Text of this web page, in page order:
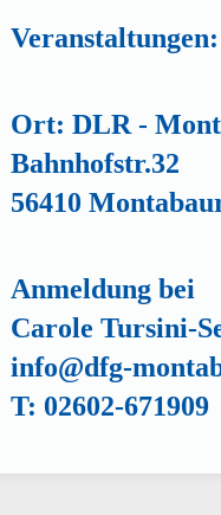
Veranstaltungen:
Ort: DLR -
Bahnhofstr.32
56410
Anmeldung bei
Carole Tursini-
info@dfg-
T: 02602-671909